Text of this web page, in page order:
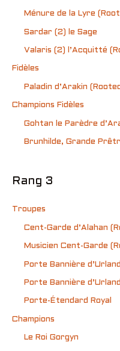
Ménure de la Lyre
Sardar (2) le Sage
Valaris (2) l’Acquitté
Fidèles
Paladin d’Arakin
Champions Fidèles
Gohtan le Parèdre
Brunhilde, Grande
Rang 3
Troupes
Cent-Garde d’Alahan
Musicien Cent-Garde
Porte Bannière
Porte Bannière
Porte-Étendard Royal
Champions
Le Roi Gorgyn